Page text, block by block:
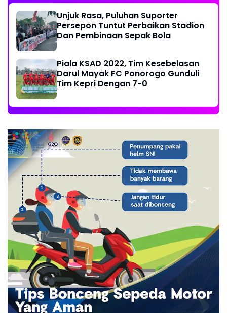
Unjuk Rasa, Puluhan Suporter
Persepon Tuntut Perbaikan Stadion
Dan Pembinaan Sepak Bola
Piala KSAD 2022, Tim Kesebelasan
Darul Mayak FC Ponorogo Gunduli
Tim Kepri Dengan 7-0